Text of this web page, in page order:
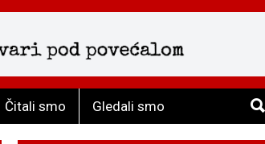
Čitali smo Gledali smo